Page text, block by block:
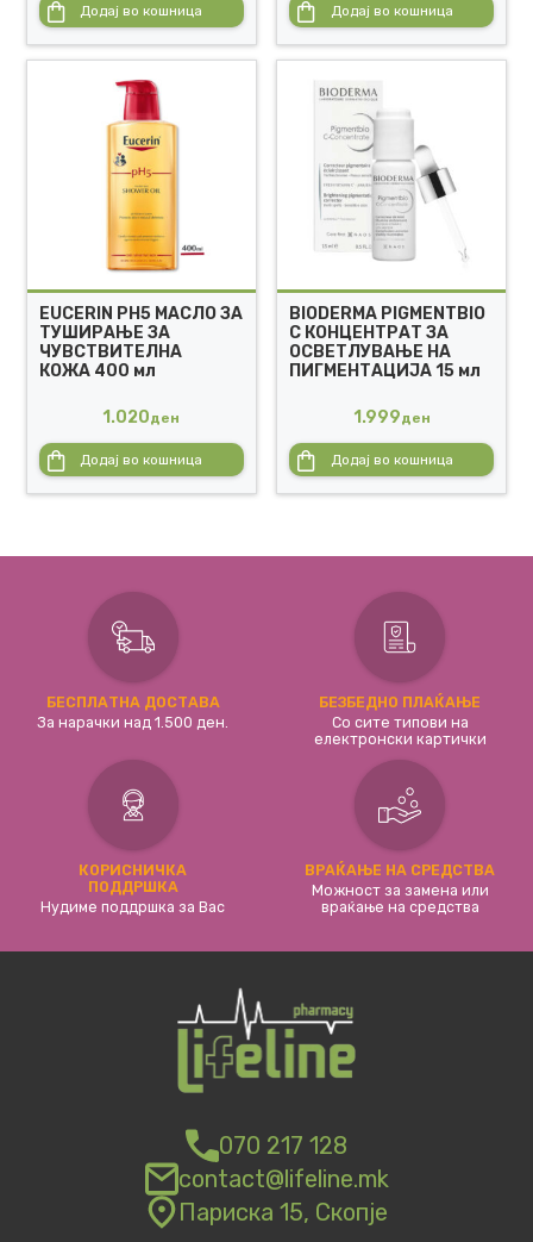
Додај во кошница Додај во кошница
EUCERIN PH5 МАСЛО ЗА
ТУШИРАЊЕ ЗА
ЧУВСТВИТЕЛНА
КОЖА 400 мл
1.020ден
Додај во кошница
BIODERMA PIGMENTBIO
C КОНЦЕНТРАТ ЗА
ОСВЕТЛУВАЊЕ НА
ПИГМЕНТАЦИЈА 15 мл
1.999ден
Додај во кошница
БЕСПЛАТНА ДОСТАВА
За нарачки над 1.500 ден.
БЕЗБЕДНО ПЛАЌАЊЕ
Со сите типови на
електронски картички
КОРИСНИЧКА
ПОДДРШКА
Нудиме поддршка за Вас
ВРАЌАЊЕ НА СРЕДСТВА
Можност за замена или
враќање на средства
070 217 128
contact@lifeline.mk
Париска 15, Скопје